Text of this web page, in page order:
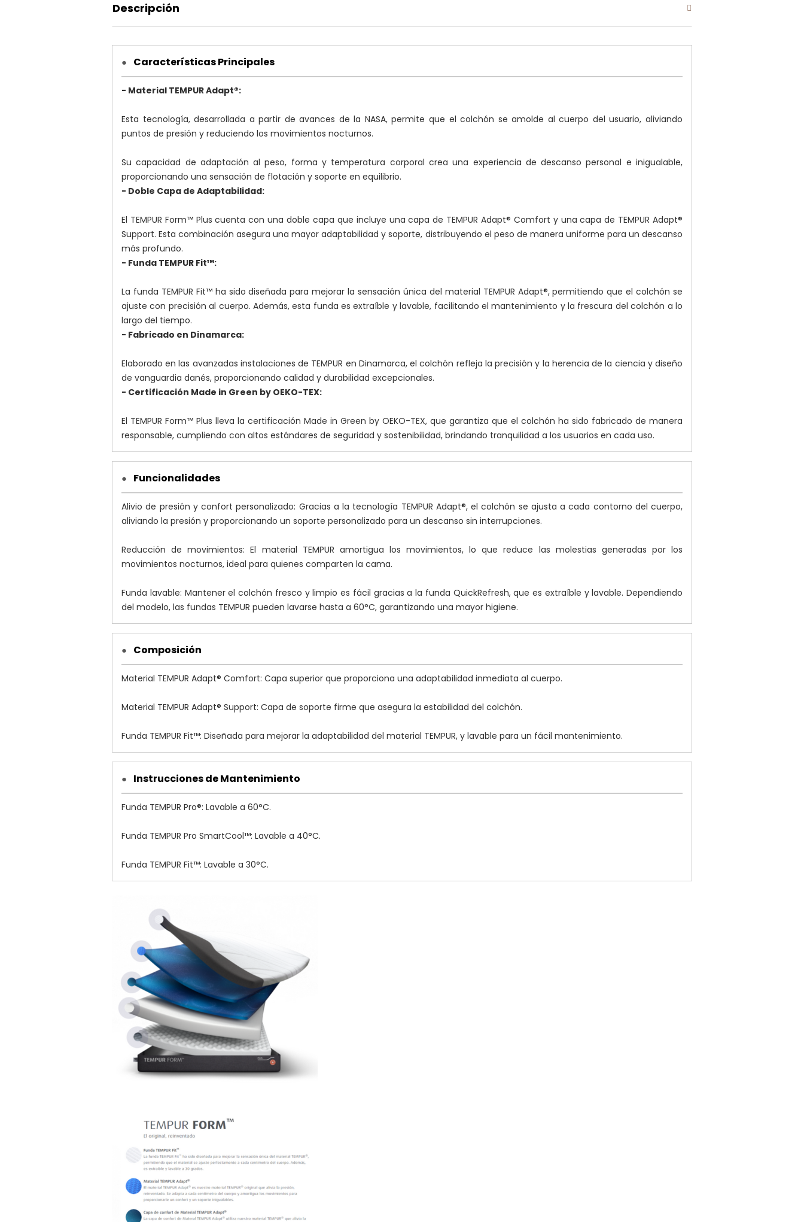
Descripción
● Características Principales
- Material TEMPUR Adapt®:
Esta tecnología, desarrollada a partir de avances de la NASA, permite que el colchón se amolde al cuerpo del usuario, aliviando
puntos de presión y reduciendo los movimientos nocturnos.
Su capacidad de adaptación al peso, forma y temperatura corporal crea una experiencia de descanso personal e inigualable,
proporcionando una sensación de flotación y soporte en equilibrio.
- Doble Capa de Adaptabilidad:
El TEMPUR Form™ Plus cuenta con una doble capa que incluye una capa de TEMPUR Adapt® Comfort y una capa de TEMPUR Adapt®
Support. Esta combinación asegura una mayor adaptabilidad y soporte, distribuyendo el peso de manera uniforme para un descanso
más profundo.
- Funda TEMPUR Fit™:
La funda TEMPUR Fit™ ha sido diseñada para mejorar la sensación única del material TEMPUR Adapt®, permitiendo que el colchón se
ajuste con precisión al cuerpo. Además, esta funda es extraíble y lavable, facilitando el mantenimiento y la frescura del colchón a lo
largo del tiempo.
- Fabricado en Dinamarca:
Elaborado en las avanzadas instalaciones de TEMPUR en Dinamarca, el colchón refleja la precisión y la herencia de la ciencia y diseño
de vanguardia danés, proporcionando calidad y durabilidad excepcionales.
- Certificación Made in Green by OEKO-TEX:
El TEMPUR Form™ Plus lleva la certificación Made in Green by OEKO-TEX, que garantiza que el colchón ha sido fabricado de manera
responsable, cumpliendo con altos estándares de seguridad y sostenibilidad, brindando tranquilidad a los usuarios en cada uso.
● Funcionalidades
Alivio de presión y confort personalizado: Gracias a la tecnología TEMPUR Adapt®, el colchón se ajusta a cada contorno del cuerpo,
aliviando la presión y proporcionando un soporte personalizado para un descanso sin interrupciones.
Reducción de movimientos: El material TEMPUR amortigua los movimientos, lo que reduce las molestias generadas por los
movimientos nocturnos, ideal para quienes comparten la cama.
Funda lavable: Mantener el colchón fresco y limpio es fácil gracias a la funda QuickRefresh, que es extraíble y lavable. Dependiendo
del modelo, las fundas TEMPUR pueden lavarse hasta a 60°C, garantizando una mayor higiene.
● Composición
Material TEMPUR Adapt® Comfort: Capa superior que proporciona una adaptabilidad inmediata al cuerpo.
Material TEMPUR Adapt® Support: Capa de soporte firme que asegura la estabilidad del colchón.
Funda TEMPUR Fit™: Diseñada para mejorar la adaptabilidad del material TEMPUR, y lavable para un fácil mantenimiento.
● Instrucciones de Mantenimiento
Funda TEMPUR Pro®: Lavable a 60°C.
Funda TEMPUR Pro SmartCool™: Lavable a 40°C.
Funda TEMPUR Fit™: Lavable a 30°C.